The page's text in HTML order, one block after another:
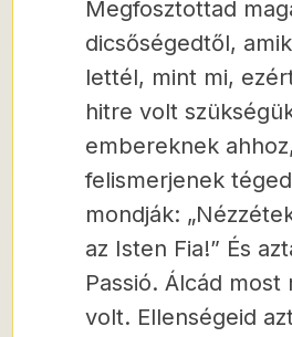
Megfosztottad
dicsőségedtől,
lettél, mint mi,
hitre volt
embereknek
felismerjenek
mondják:
az Isten Fia!” És
Passió. Álcád most
volt. Ellenségeid